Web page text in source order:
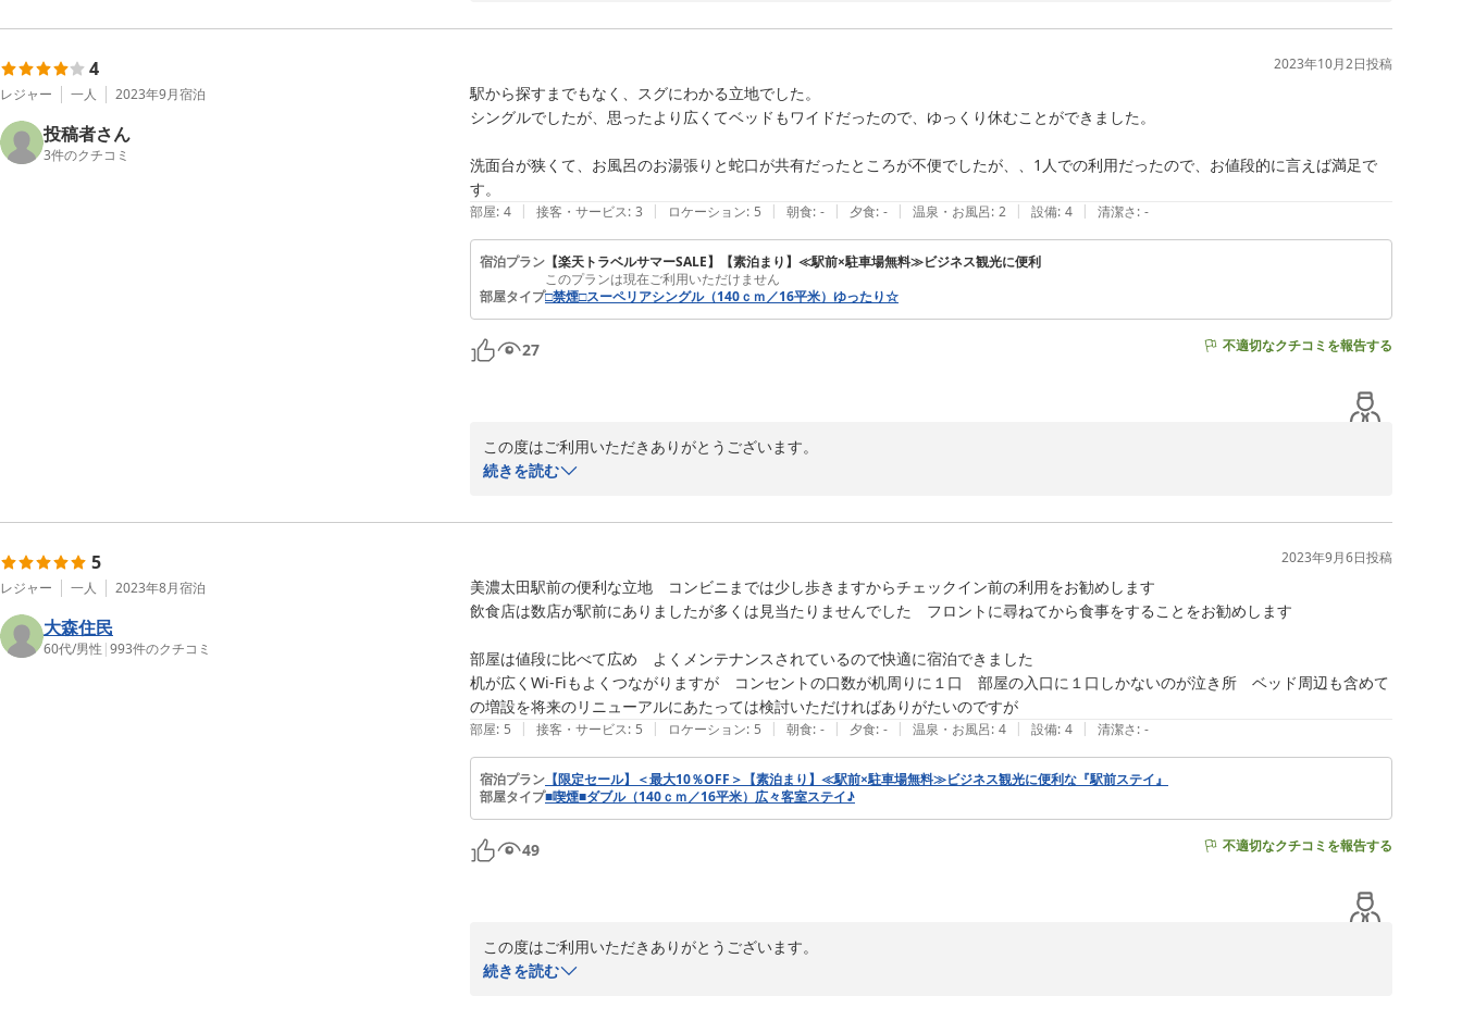
音に関してのご意見をいただきありがとうございます。気になることがございましたらフロントにご連絡くださいませ。できるか
御飯、お味噌汁はおかわり可能でございますのでご利用くださいませ。
またのご利用をお待ちしております。
竹内
2024-05-22
4
レジャー 一人 2023年9月宿泊
投稿者さん
3件のクチコミ
2023年10月2日投稿
駅から探すまでもなく、スグにわかる立地でした。
シングルでしたが、思ったより広くてベッドもワイドだったので、ゆっくり休むことができました。
洗面台が狭くて、お風呂のお湯張りと蛇口が共有だったところが不便でしたが、、1人での利用だったので、お値段的に言えば満足で
す。
部屋: 4 | 接客・サービス: 3 | ロケーション: 5 | 朝食: - | 夕食: - | 温泉・お風呂: 2 | 設備: 4 | 清潔さ: -
宿泊プラン 【楽天トラベルサマーSALE】【素泊まり】≪駅前×駐車場無料≫ビジネス観光に便利
このプランは現在ご利用いただけません
部屋タイプ□禁煙□スーペリアシングル（140ｃｍ／16平米）ゆったり☆
27 不適切なクチコミを報告する
この度はご利用いただきありがとうございます。
洗面とお風呂の設備面ではご不便をおかけいたしました。
ます。
2024-05-22
続きを読む
5
レジャー 一人 2023年8月宿泊
大森住民
60代/男性 |993件のクチコミ
2023年9月6日投稿
美濃太田駅前の便利な立地　コンビニまでは少し歩きますからチェックイン前の利用をお勧めします
飲食店は数店が駅前にありましたが多くは見当たりませんでした　フロントに尋ねてから食事をすることをお勧めします
部屋は値段に比べて広め　よくメンテナンスされているので快適に宿泊できました
机が広くWi-Fiもよくつながりますが　コンセントの口数が机周りに１口　部屋の入口に１口しかないのが泣き所　ベッド周辺も含めて
の増設を将来のリニューアルにあたっては検討いただければありがたいのですが
部屋: 5 | 接客・サービス: 5 | ロケーション: 5 | 朝食: - | 夕食: - | 温泉・お風呂: 4 | 設備: 4 | 清潔さ: -
宿泊プラン 【限定セール】＜最大10％OFF＞【素泊まり】≪駅前×駐車場無料≫ビジネス観光に便利な『駅前ステイ』
部屋タイプ■喫煙■ダブル（140ｃｍ／16平米）広々客室ステイ♪
49 不適切なクチコミを報告する
この度はご利用いただきありがとうございます。
フロントにて周辺地図のご用意がございますので近隣のお食事や観光などお尋ねくださいませ。
続きを読む